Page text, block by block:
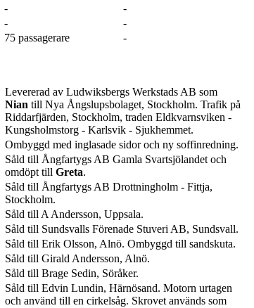
-
-
-
-
75 passagerare -
Levererad av Ludwiksbergs Werkstads AB som
Nian till Nya Ångslupsbolaget, Stockholm. Trafik på
Riddarfjärden, Stockholm, traden Eldkvarnsviken -
Kungsholmstorg - Karlsvik - Sjukhemmet.
Ombyggd med inglasade sidor och ny soffinredning.
Såld till Ångfartygs AB Gamla Svartsjölandet och
omdöpt till Greta.
Såld till Ångfartygs AB Drottningholm - Fittja,
Stockholm.
Såld till A Andersson, Uppsala.
Såld till Sundsvalls Förenade Stuveri AB, Sundsvall.
Såld till Erik Olsson, Alnö. Ombyggd till sandskuta.
Såld till Girald Andersson, Alnö.
Såld till Brage Sedin, Söråker.
Såld till Edvin Lundin, Härnösand. Motorn urtagen
och använd till en cirkelsåg. Skrovet används som